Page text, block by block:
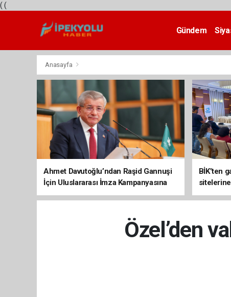
( (
Gündem
Anasayfa
Ahmet Davutoğlu’ndan Raşid Gannuşi
İçin Uluslararası İmza Kampanyasına
Destek
BİK’ten
Özel’den